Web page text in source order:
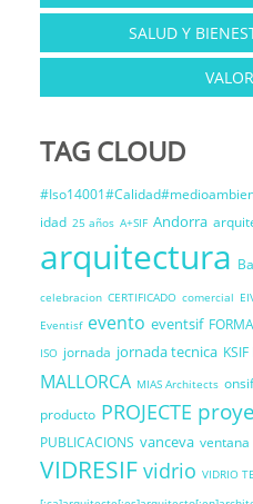
SALUD Y
TAG CLOUD
idad 25 años A+SIF Andorra
arquitectura
celebracion CERTIFICADO comercial
Eventisf evento eventsif
ISO jornada jornada tecnica KSIF
MALLORCA MIAS Architects onsif
producto PROJECTE
PUBLICACIONS vanceva ventana
VIDRESIF vidrio VIDRIO